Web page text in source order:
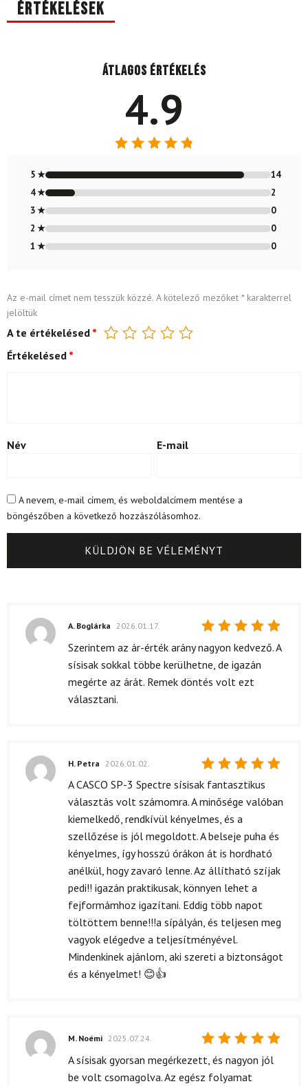
Értékelések
Átlagos értékelés
4.9
4.88/ 5
5 ★
14
4 ★
2
3 ★
0
2 ★
0
1 ★
0
Az e-mail címet nem tesszük közzé. A kötelező mezőket *karakterrel
jelöltük
A te értékelésed *
Értékelésed *
Név E-mail
A nevem, e-mail címem, és weboldalcímem mentése a
böngészőben a következő hozzászólásomhoz.
Értékelés:
5/ 5
A. Boglárka 2026.01.17.
Szerintem az ár-érték arány nagyon kedvező. A
sísisak sokkal többe kerülhetne, de igazán
megérte az árát. Remek döntés volt ezt
választani.
Értékelés:
H. Petra 2026.01.02.
A CASCO SP-3 Spectre sísisak fantasztikus
választás volt számomra. A minősége valóban
kiemelkedő, rendkívül kényelmes, és a
szellőzése is jól megoldott. A belseje puha és
kényelmes, így hosszú órákon át is hordható
anélkül, hogy zavaró lenne. Az állítható szíjak
pedi!! igazán praktikusak, könnyen lehet a
fejformámhoz igazítani. Eddig több napot
töltöttem benne!!!a sípályán, és teljesen meg
vagyok elégedve a teljesítményével.
Mindenkinek ajánlom, aki szereti a biztonságot
és a kényelmet! 😊👍
Értékelés:
5
/ 5
M. Noémi 2025.07.24.
A sísisak gyorsan megérkezett, és nagyon jól
be volt csomagolva. Az egész folyamat